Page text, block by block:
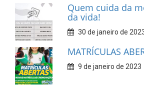
Quem cuida da
da vida!
30 de janeiro de
MATRÍCULAS
9 de janeiro de 2023